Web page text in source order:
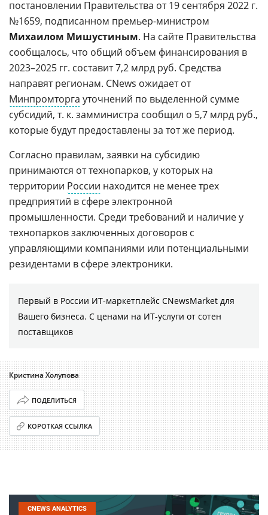
постановлении Правительства от 19 сентября 2022 г.
№1659, подписанном премьер-министром
Михаилом Мишустиным. На сайте Правительства
сообщалось, что общий объем финансирования в
2023–2025 гг. составит 7,2 млрд руб. Средства
направят регионам. CNews ожидает от
Минпромторга уточнений по выделенной сумме
субсидий, т. к. замминистра сообщил о 5,7 млрд руб.,
которые будут предоставлены за тот же период.
Согласно правилам, заявки на субсидию
принимаются от технопарков, у которых на
территории России находится не менее трех
предприятий в сфере электронной
промышленности. Среди требований и наличие у
технопарков заключенных договоров с
управляющими компаниями или потенциальными
резидентами в сфере электроники.
Первый в России ИТ-маркетплейс CNewsMarket для
Вашего бизнеса. С ценами на ИТ-услуги от сотен
поставщиков
Кристина Холупова
ПОДЕЛИТЬСЯ
КОРОТКАЯ ССЫЛКА
CNEWS ANALYTICS